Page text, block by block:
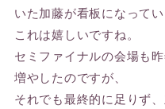
いた加藤が看板になってい
これは嬉しいですね。
セミファイナルの会場も
増やしたのですが、
それでも最終的に足りず